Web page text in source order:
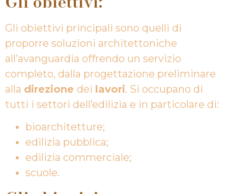
Gli obiettivi principali sono quelli di
proporre soluzioni architettoniche
all’avanguardia offrendo un servizio
completo, dalla progettazione preliminare
alla direzione dei lavori. Si occupano di
tutti i settori dell’edilizia e in particolare di:
bioarchitetture;
edilizia pubblica;
edilizia commerciale;
scuole.